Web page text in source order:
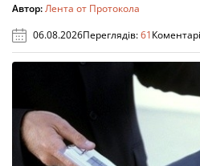
Автор:Лента от Протокола
06.08.2026Переглядів:61